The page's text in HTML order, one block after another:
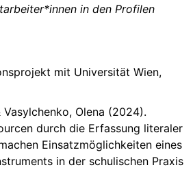
in den Profilen
mit Universität Wien,
Olena (2024).
durch die Erfassung literaler
Einsatzmöglichkeiten eines
in der schulischen Praxis